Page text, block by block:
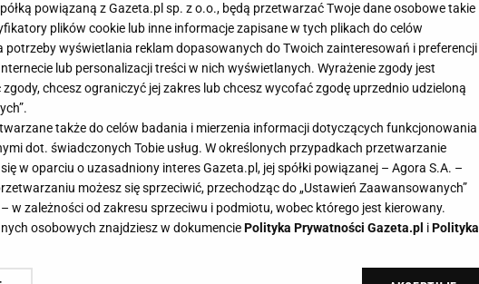
powiązaną z Gazeta.pl sp. z o.o., będą przetwarzać Twoje dane osobowe takie
plików cookie lub inne informacje zapisane w tych plikach do celów
potrzeby wyświetlania reklam dopasowanych do Twoich zainteresowań i preferencji
lub personalizacji treści w nich wyświetlanych. Wyrażenie zgody jest
chcesz ograniczyć jej zakres lub chcesz wycofać zgodę uprzednio udzieloną
także do celów badania i mierzenia informacji dotyczących funkcjonowania
dot. świadczonych Tobie usług. W określonych przypadkach przetwarzanie
w oparciu o uzasadniony interes Gazeta.pl, jej spółki powiązanej – Agora S.A. –
możesz się sprzeciwić, przechodząc do „Ustawień Zaawansowanych”
w zależności od zakresu sprzeciwu i podmiotu, wobec którego jest kierowany.
osobowych znajdziesz w dokumenciePolityka Prywatności Gazeta.pl iPolityka